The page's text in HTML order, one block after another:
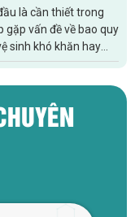
là cần thiết trong
vấn đề về bao quy
sinh khó khăn hay
hệ. Cắt bao quy